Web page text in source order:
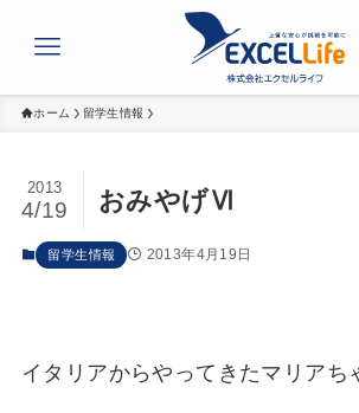
ホーム 留学生情報
おみやげⅥ
2013
4/19
留学生情報 2013年4月19日
イタリアからやってきたマリアち